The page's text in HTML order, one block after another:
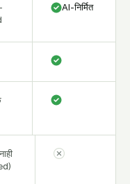
AI-निर्मित